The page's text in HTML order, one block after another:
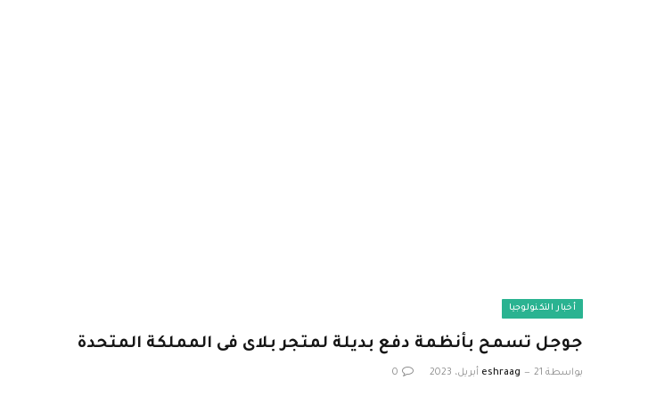
أخبار التكنولوجيا
جوجل تسمح بأنظمة دفع بديلة لمتجر بلاى فى المملكة المتحدة
بواسطة eshraag 21 أبريل، 2023 0